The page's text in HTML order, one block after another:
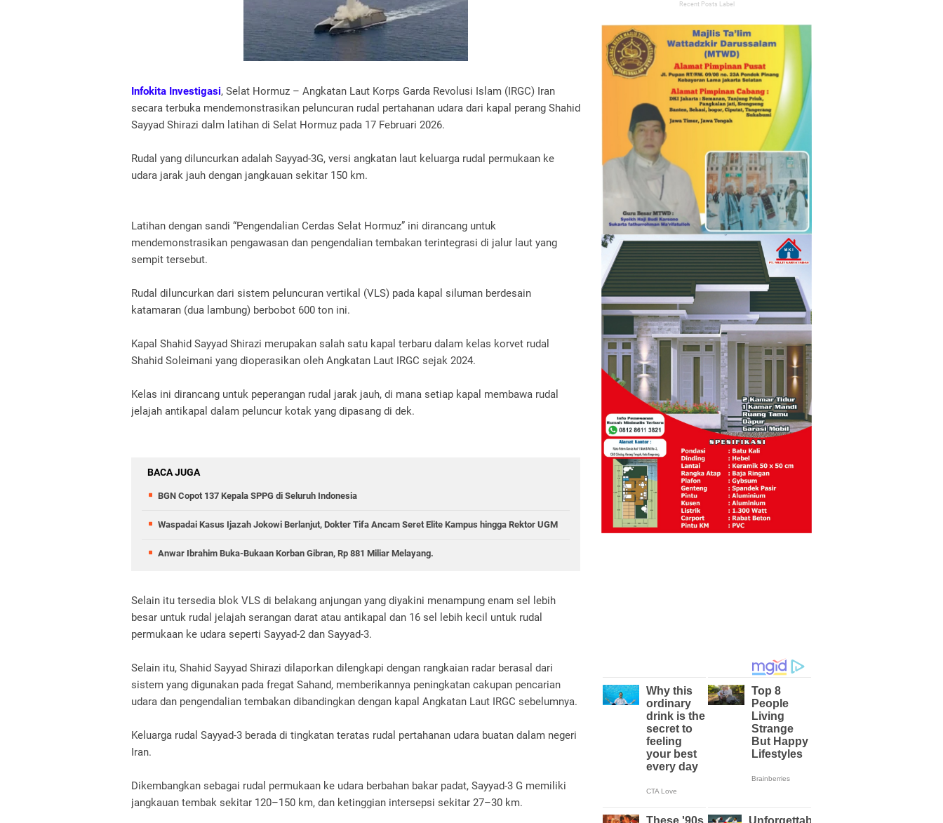
Infokita Investigasi, Selat Hormuz – Angkatan Laut Korps Garda Revolusi Islam (IRGC) Iran
secara terbuka mendemonstrasikan peluncuran rudal pertahanan udara dari kapal perang Shahid
Sayyad Shirazi dalm latihan di Selat Hormuz pada 17 Februari 2026.
Rudal yang diluncurkan adalah Sayyad-3G, versi angkatan laut keluarga rudal permukaan ke
udara jarak jauh dengan jangkauan sekitar 150 km.
Latihan dengan sandi “Pengendalian Cerdas Selat Hormuz” ini dirancang untuk
mendemonstrasikan pengawasan dan pengendalian tembakan terintegrasi di jalur laut yang
sempit tersebut.
Rudal diluncurkan dari sistem peluncuran vertikal (VLS) pada kapal siluman berdesain
katamaran (dua lambung) berbobot 600 ton ini.
Kapal Shahid Sayyad Shirazi merupakan salah satu kapal terbaru dalam kelas korvet rudal
Shahid Soleimani yang dioperasikan oleh Angkatan Laut IRGC sejak 2024.
Kelas ini dirancang untuk peperangan rudal jarak jauh, di mana setiap kapal membawa rudal
jelajah antikapal dalam peluncur kotak yang dipasang di dek.
BACA JUGA
BGN Copot 137 Kepala SPPG di Seluruh Indonesia
Waspadai Kasus Ijazah Jokowi Berlanjut, Dokter Tifa Ancam Seret Elite Kampus hingga Rektor UGM
Anwar Ibrahim Buka-Bukaan Korban Gibran, Rp 881 Miliar Melayang.
Selain itu tersedia blok VLS di belakang anjungan yang diyakini menampung enam sel lebih
besar untuk rudal jelajah serangan darat atau antikapal dan 16 sel lebih kecil untuk rudal
permukaan ke udara seperti Sayyad-2 dan Sayyad-3.
Selain itu, Shahid Sayyad Shirazi dilaporkan dilengkapi dengan rangkaian radar berasal dari
sistem yang digunakan pada fregat Sahand, memberikannya peningkatan cakupan pencarian
udara dan pengendalian tembakan dibandingkan dengan kapal Angkatan Laut IRGC sebelumnya.
Keluarga rudal Sayyad-3 berada di tingkatan teratas rudal pertahanan udara buatan dalam negeri
Iran.
Dikembangkan sebagai rudal permukaan ke udara berbahan bakar padat, Sayyad-3 G memiliki
jangkauan tembak sekitar 120–150 km, dan ketinggian intersepsi sekitar 27–30 km.
Recent Posts Label